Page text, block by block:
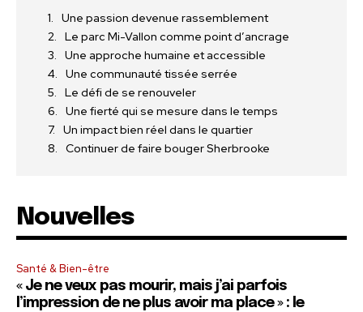
Une passion devenue rassemblement
Le parc Mi-Vallon comme point d’ancrage
Une approche humaine et accessible
Une communauté tissée serrée
Le défi de se renouveler
Une fierté qui se mesure dans le temps
Un impact bien réel dans le quartier
Continuer de faire bouger Sherbrooke
Nouvelles
Santé & Bien-être
« Je ne veux pas mourir, mais j’ai parfois
l’impression de ne plus avoir ma place » : le